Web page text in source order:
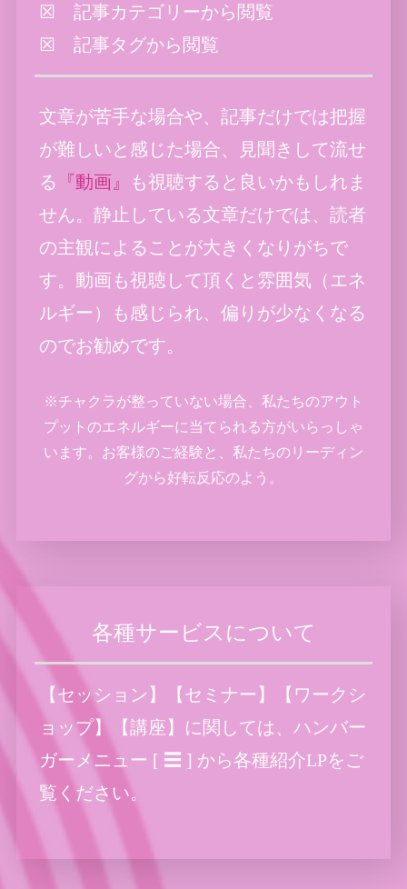
☒ 記事カテゴリーから閲覧
☒ 記事タグから閲覧
文章が苦手な場合や、記事だけでは把握
が難しいと感じた場合、見聞きして流せ
る
『動画』
も視聴すると良いかもしれま
せん。静止している文章だけでは、読者
の主観によることが大きくなりがちで
す。動画も視聴して頂くと雰囲気（エネ
ルギー）も感じられ、偏りが少なくなる
のでお勧めです。
※チャクラが整っていない場合、私たちのアウト
プットのエネルギーに当てられる方がいらっしゃ
います。お客様のご経験と、私たちのリーディン
グから好転反応のよう。
各種サービスについて
【セッション】【セミナー】【ワークシ
ョップ】【講座】に関しては、ハンバー
ガーメニュー [ ☰ ] から各種紹介LPをご
覧ください。